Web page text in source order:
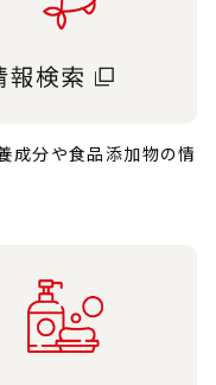
成分や食品添加物の情